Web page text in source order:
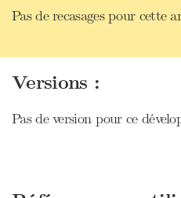
Pas de recasages pour cette
Versions :
Pas de version pour ce